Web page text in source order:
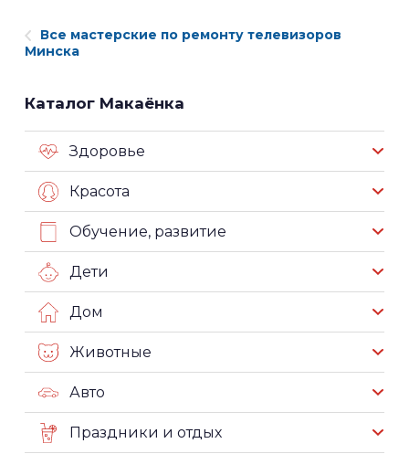
Все мастерские по ремонту телевизоров
Минска
Каталог Макаёнка
Здоровье
Красота
Обучение, развитие
Дети
Дом
Животные
Авто
Праздники и отдых